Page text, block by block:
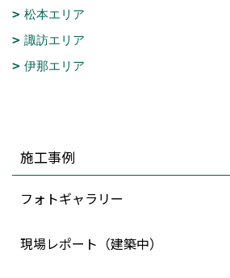
松本エリア
諏訪エリア
伊那エリア
施工事例
フォトギャラリー
現場レポート（建築中）